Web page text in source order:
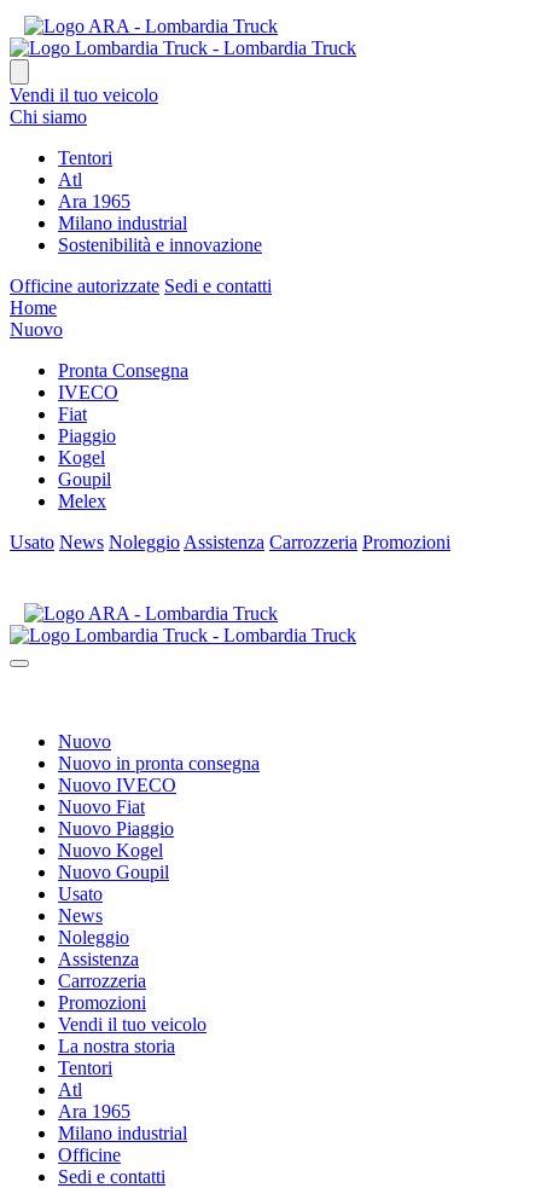
Vendi il tuo veicolo
Chi siamo
Tentori
Atl
Ara 1965
Milano industrial
Sostenibilità e innovazione
Officine autorizzate Sedi e contatti
Home
Nuovo
Pronta Consegna
IVECO
Fiat
Piaggio
Kogel
Goupil
Melex
Usato News Noleggio Assistenza Carrozzeria Promozioni
Nuovo
Nuovo in pronta consegna
Nuovo IVECO
Nuovo Fiat
Nuovo Piaggio
Nuovo Kogel
Nuovo Goupil
Usato
News
Noleggio
Assistenza
Carrozzeria
Promozioni
Vendi il tuo veicolo
La nostra storia
Tentori
Atl
Ara 1965
Milano industrial
Officine
Sedi e contatti